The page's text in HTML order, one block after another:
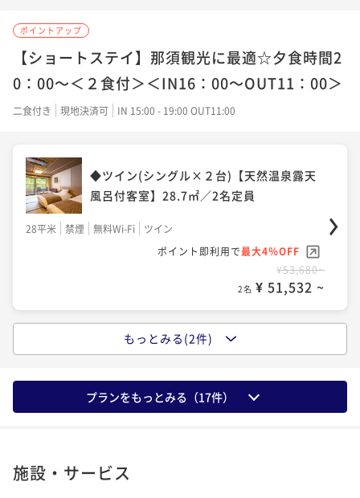
36平米 禁煙 無料Wi-Fi
ツイン
ポイント即利用で最大7％OFF
フォース(シングル×4台)【天然温泉露天風
呂付客室】56.7㎡／4名定員
56平米 禁煙 無料Wi-Fi
フォース
ポイント即利用で最大7％OFF
¥62,040~
¥ 57,697 ~
ポイントアップ
【ショートステイ】那須観光に最適☆夕食時間2
0：00～＜２食付＞＜IN16：00～OUT11：00＞
二食付き 現地決済可 IN 15:00 - 19:00 OUT11:00
◆ツイン(シングル×２台)【天然温泉露天
風呂付客室】28.7㎡／2名定員
28平米 禁煙 無料Wi-Fi
ツイン
ポイント即利用で最大4％OFF
¥53,680~
2名 ¥ 51,532 ~
◆デラックスツイン(シングル×２台＋デイ
6.8㎡／3名定員
36平米 禁煙 無料Wi-Fi
ツイン
もっとみる(2件)
プランをもっとみる（17件）
施設・サービス